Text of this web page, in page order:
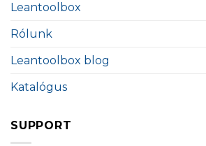
Leantoolbox
Rólunk
Leantoolbox blog
Katalógus
SUPPORT